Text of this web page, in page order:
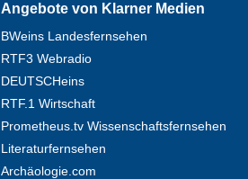
Angebote von Klarner Medien
BWeins Landesfernsehen
RTF3 Webradio
DEUTSCHeins
RTF.1 Wirtschaft
Prometheus.tv Wissenschaftsfernsehen
Literaturfernsehen
Archäologie.com